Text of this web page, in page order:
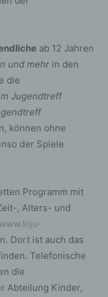
ab 12 Jahren
und mehr in den
die
Jugendtreff
können ohne
der Spiele
Programm mit
, Alters- und
www.kiju-
Dort ist auch das
Telefonische
die
Abteilung Kinder,